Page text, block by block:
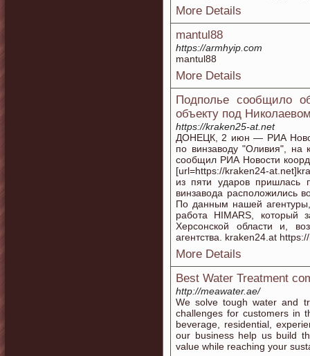
More Details
mantul88
https://armhyip.com
mantul88
More Details
Подполье сообщило
объекту под
https://kraken25-at.net
ДОНЕЦК, 2 июн — РИА
по винзаводу "Оливия", на
сообщил РИА Новости
[url=https://kraken24-
из пяти ударов пришлась
винзавода расположились
По данным нашей
работа HIMARS, который
Херсонской области и,
агентства. kraken24.at
More Details
Best Water Treatment
http://meawater.ae/
We solve tough water and
challenges for customers in
beverage, residential,
our business help us build
value while reaching your